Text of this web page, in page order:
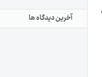
آخرین دیدگاه ها